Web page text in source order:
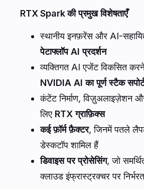
RTX Spark की प्रमुख विशेषताएँ
स्थानीय इनफ़रेंस और AI-
पेटाफ्लॉप AI प्रदर्शन
व्यक्तिगत AI एजेंट विकसित
NVIDIA AI का पूर्ण स्टैक
कंटेंट निर्माण, विज़ुअलाइज़ेशन
लिए RTX ग्राफ़िक्स
कई फ़ॉर्म फ़ैक्टर, जिनमें पतले
डेस्कटॉप शामिल हैं
डिवाइस पर प्रोसेसिंग, जो
क्लाउड इंफ्रास्ट्रक्चर पर